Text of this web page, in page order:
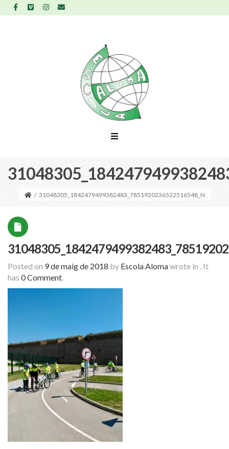
/ 31048305_1842479499382483_7851920236522516548_N
Posted on 9 de maig de 2018 by Escola Alomawrote in . It
has 0 Comment.